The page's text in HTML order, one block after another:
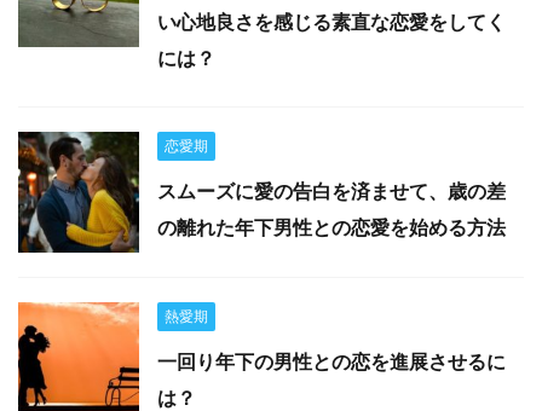
い心地良さを感じる素直な恋愛をしてく
には？
恋愛期
スムーズに愛の告白を済ませて、歳の差
の離れた年下男性との恋愛を始める方法
熱愛期
一回り年下の男性との恋を進展させるに
は？